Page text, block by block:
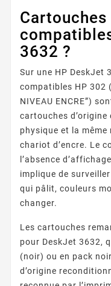
Cartouches
3632 ?
Sur une HP DeskJet
compatibles HP 302
NIVEAU ENCRE”)
cartouches
physique et la
chariot d’encre. Le
l’absence
implique de
qui pâlit, couleurs
changer.
Les cartouches
pour DeskJet 3632,
(noir) ou en pack
d’origine